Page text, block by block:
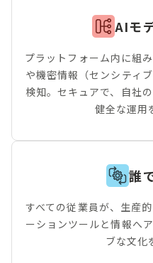
AIモ
プラットフォーム内に組
や機密情報（センシティ
検知。セキュアで、自社
健全な運用
誰
すべての従業員が、生産
ーションツールと情報へ
ブな文化